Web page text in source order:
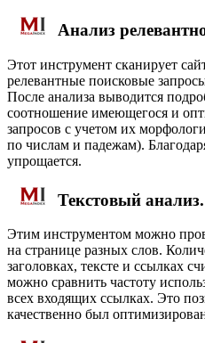
Анализ
Этот инструмент сканирует
релевантные поисковые
После анализа выводится
соотношение имеющегося и
запросов с учетом их
по числам и падежам).
упрощается.
Текстовый анализ.
Этим инструментом можно
на странице разных слов.
заголовках, тексте и ссылках
можно сравнить частоту
всех входящих ссылках. Это
качественно был